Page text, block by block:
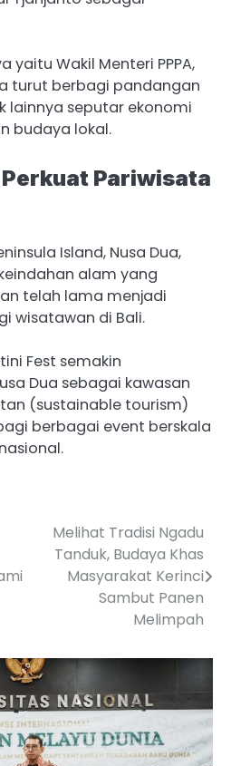
yaitu Wakil Menteri PPPA,
turut berbagi pandangan
seputar ekonomi
budaya lokal.
Pariwisata
Island, Nusa Dua,
alam yang
telah lama menjadi
wisatawan di Bali.
Fest semakin
Dua sebagai kawasan
(sustainable tourism)
berbagai event berskala
Melihat Tradisi Ngadu
Tanduk, Budaya Khas
Masyarakat Kerinci
Sambut Panen
Melimpah